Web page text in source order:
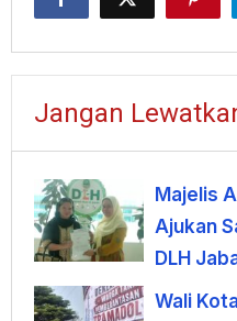
Jangan
Majelis
Ajukan
DLH
Gunung
Wali